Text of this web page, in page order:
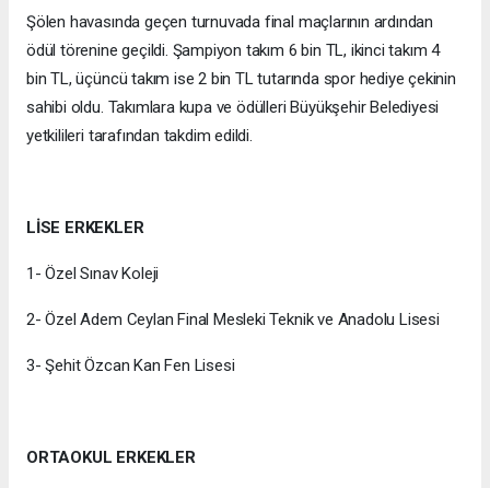
Şölen havasında geçen turnuvada final maçlarının ardından
ödül törenine geçildi. Şampiyon takım 6 bin TL, ikinci takım 4
bin TL, üçüncü takım ise 2 bin TL tutarında spor hediye çekinin
sahibi oldu. Takımlara kupa ve ödülleri Büyükşehir Belediyesi
yetkilileri tarafından takdim edildi.
LİSE ERKEKLER
1- Özel Sınav Koleji
2- Özel Adem Ceylan Final Mesleki Teknik ve Anadolu Lisesi
3- Şehit Özcan Kan Fen Lisesi
ORTAOKUL ERKEKLER